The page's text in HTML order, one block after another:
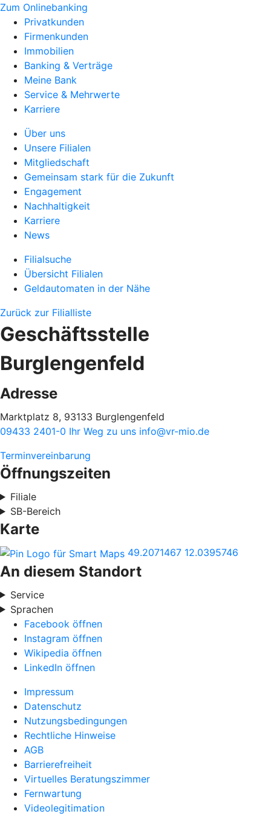
Zum Onlinebanking
Privatkunden
Firmenkunden
Immobilien
Banking & Verträge
Meine Bank
Service & Mehrwerte
Karriere
Über uns
Unsere Filialen
Mitgliedschaft
Gemeinsam stark für die Zukunft
Engagement
Nachhaltigkeit
Karriere
News
Filialsuche
Übersicht Filialen
Geldautomaten in der Nähe
Zurück zur Filialliste
Geschäftsstelle
Burglengenfeld
Adresse
Marktplatz 8, 93133 Burglengenfeld
09433 2401-0 Ihr Weg zu uns info@vr-mio.de
Terminvereinbarung
Öffnungszeiten
Filiale
SB-Bereich
Karte
49.2071467 12.0395746
An diesem Standort
Service
Sprachen
Facebook öffnen
Instagram öffnen
Wikipedia öffnen
LinkedIn öffnen
Impressum
Datenschutz
Nutzungsbedingungen
Rechtliche Hinweise
AGB
Barrierefreiheit
Virtuelles Beratungszimmer
Fernwartung
Videolegitimation